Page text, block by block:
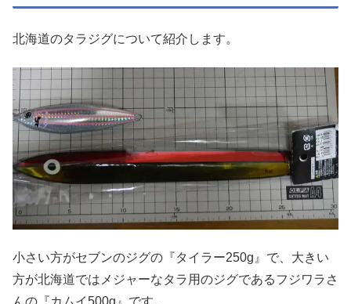
北海道のタラジグについて紹介します。
小さい方がセブンのジグの『タイラー250g』で、大きい
方が北海道ではメジャーなタラ用のジグであるフジワラさ
んの『カムイ500g』です。